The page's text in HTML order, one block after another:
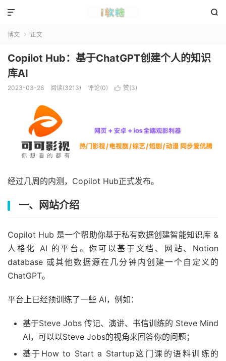


博文  正文
Copilot Hub：基于ChatGPT创建个人的知识
库AI
2023-03-28 阅读(3213) 评论(0)  赞(3)
经过几周的内测，Copilot Hub正式发布。
一、网站介绍
Copilot Hub 是一个帮助你基于私有数据创建智能知识库 &
人格化 AI 的平台。你可以基于文档、网站、Notion
database 或其他数据源在几分钟内创建一个自定义的
ChatGPT。
平台上已经预训练了一些 AI，例如：
基于Steve Jobs 传记、演讲、书信训练的 Steve Mind
AI，可以以Steve Jobs的视角来回答你的问题；
基于How to Start a Startup这门课的语料训练的